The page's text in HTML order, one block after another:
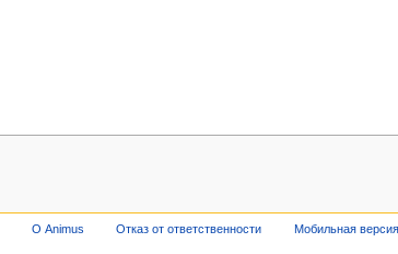
О Animus Отказ от ответственности Мобильная версия